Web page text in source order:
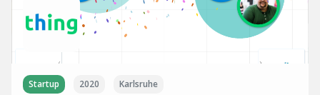
Startup 2020 Karlsruhe